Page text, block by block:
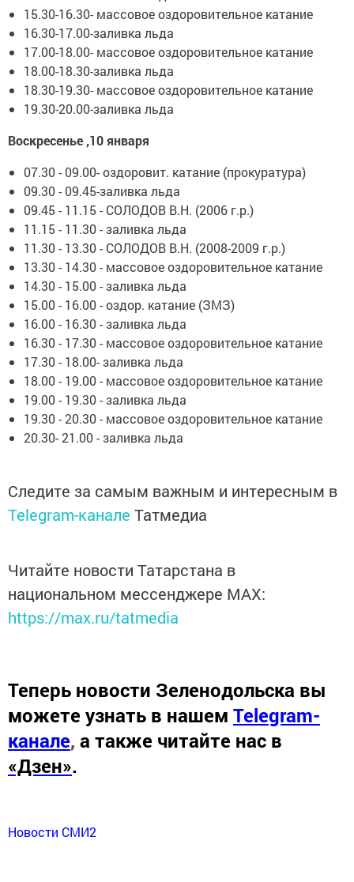
15.30-16.30- массовое оздоровительное катание
16.30-17.00-заливка льда
17.00-18.00- массовое оздоровительное катание
18.00-18.30-заливка льда
18.30-19.30- массовое оздоровительное катание
19.30-20.00-заливка льда
Воскресенье ,10 января
07.30 - 09.00- оздоровит. катание (прокуратура)
09.30 - 09.45-заливка льда
09.45 - 11.15 - СОЛОДОВ В.Н. (2006 г.р.)
11.15 - 11.30 - заливка льда
11.30 - 13.30 - СОЛОДОВ В.Н. (2008-2009 г.р.)
13.30 - 14.30 - массовое оздоровительное катание
14.30 - 15.00 - заливка льда
15.00 - 16.00 - оздор. катание (ЗМЗ)
16.00 - 16.30 - заливка льда
16.30 - 17.30 - массовое оздоровительное катание
17.30 - 18.00- заливка льда
18.00 - 19.00 - массовое оздоровительное катание
19.00 - 19.30 - заливка льда
19.30 - 20.30 - массовое оздоровительное катание
20.30- 21.00 - заливка льда
Следите за самым важным и интересным в
Telegram-канале Татмедиа
Читайте новости Татарстана в
национальном мессенджере MАХ:
https://max.ru/tatmedia
Теперь новости Зеленодольска вы
можете узнать в нашем Telegram-
канале, а также читайте нас в
«Дзен».
Новости СМИ2